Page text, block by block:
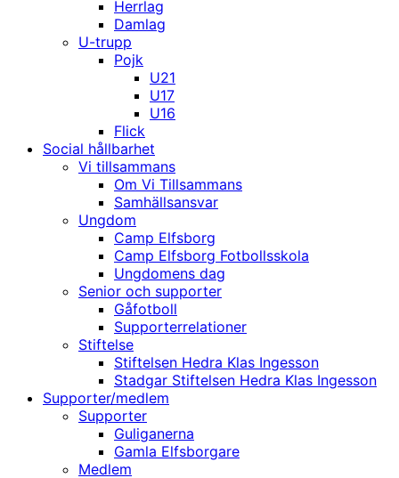
Herrlag
Damlag
U-trupp
Pojk
U21
U17
U16
Flick
Social hållbarhet
Vi tillsammans
Om Vi Tillsammans
Samhällsansvar
Ungdom
Camp Elfsborg
Camp Elfsborg Fotbollsskola
Ungdomens dag
Senior och supporter
Gåfotboll
Supporterrelationer
Stiftelse
Stiftelsen Hedra Klas Ingesson
Stadgar Stiftelsen Hedra Klas Ingesson
Supporter/medlem
Supporter
Guliganerna
Gamla Elfsborgare
Medlem